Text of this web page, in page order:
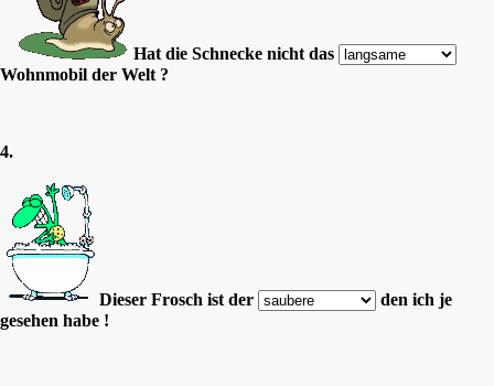
Hat die Schnecke nicht das
Wohnmobil der Welt ?
4.
Dieser Frosch ist der
den ich je
gesehen habe !